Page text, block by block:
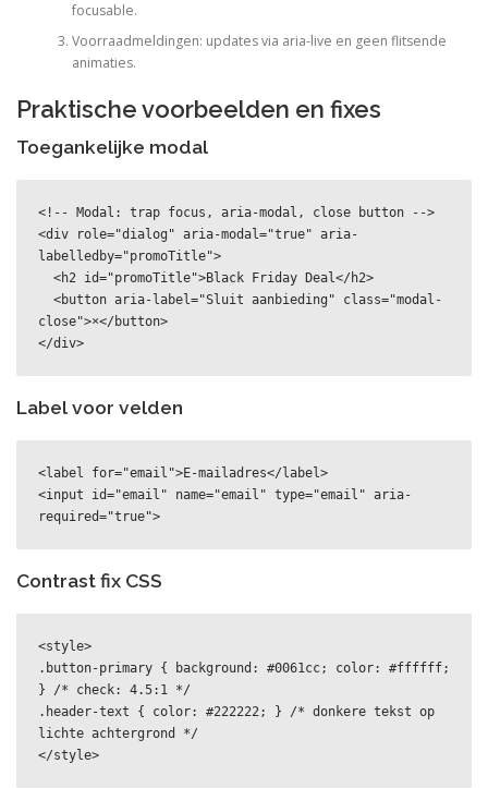
focusable.
Voorraadmeldingen: updates via aria-live en geen flitsende
animaties.
Praktische voorbeelden en fixes
Toegankelijke modal
<!-- Modal: trap focus, aria-modal, close button -->
<div role="dialog" aria-modal="true" aria-
labelledby="promoTitle">
close">×</button>
</div>
Label voor velden
<label for="email">E-mailadres</label>
<input id="email" name="email" type="email" aria-
required="true">
Contrast fix CSS
<style>
.button-primary { background: #0061cc; color: #ffffff;
} /* check: 4.5:1 */
.header-text { color: #222222; } /* donkere tekst op
lichte achtergrond */
</style>